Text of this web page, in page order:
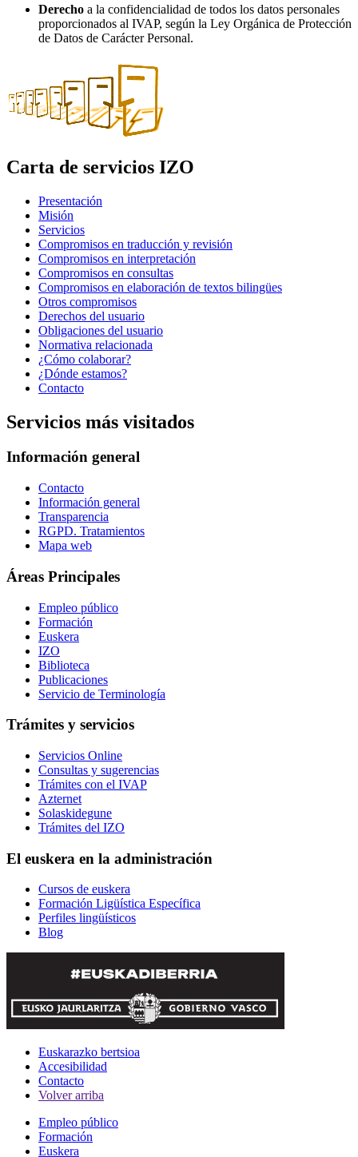
Derecho a la confidencialidad de todos los datos personales
proporcionados al IVAP, según la Ley Orgánica de Protección
de Datos de Carácter Personal.
Carta de servicios IZO
Presentación
Misión
Servicios
Compromisos en traducción y revisión
Compromisos en interpretación
Compromisos en consultas
Compromisos en elaboración de textos bilingües
Otros compromisos
Derechos del usuario
Obligaciones del usuario
Normativa relacionada
¿Cómo colaborar?
¿Dónde estamos?
Contacto
Servicios más visitados
Información general
Contacto
Información general
Transparencia
RGPD. Tratamientos
Mapa web
Áreas Principales
Empleo público
Formación
Euskera
IZO
Biblioteca
Publicaciones
Servicio de Terminología
Trámites y servicios
Servicios Online
Consultas y sugerencias
Trámites con el IVAP
Azternet
Solaskidegune
Trámites del IZO
El euskera en la administración
Cursos de euskera
Formación Ligüística Específica
Perfiles lingüísticos
Blog
Euskarazko bertsioa
Accesibilidad
Contacto
Volver arriba
Empleo público
Formación
Euskera